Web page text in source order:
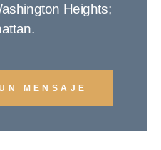
Heights;
MENSAJE